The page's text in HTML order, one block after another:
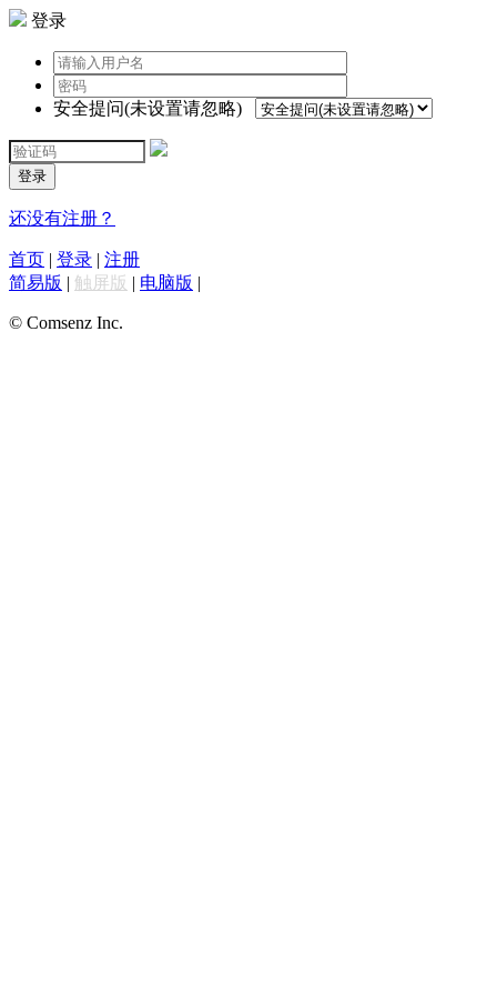
登录
安全提问(未设置请忽略)
登录
还没有注册？
首页 | 登录 | 注册
简易版 | 触屏版 | 电脑版 |
© Comsenz Inc.